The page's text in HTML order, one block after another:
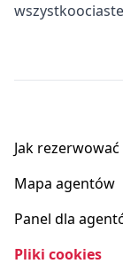
Jak rezerwować
Mapa agentów
Panel dla
Pliki cookies